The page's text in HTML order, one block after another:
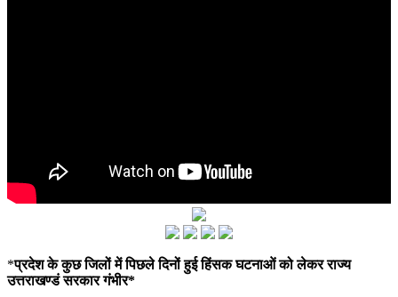
*प्रदेश के कुछ जिलों में पिछले दिनों हुई हिंसक घटनाओं को लेकर राज्य
उत्तराखण्डं सरकार गंभीर*